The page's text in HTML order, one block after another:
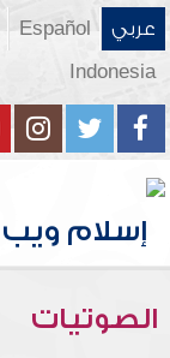
عربي Español
Indonesia
الصوتيات